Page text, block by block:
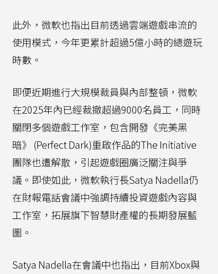
此外，微軟也指出目前透過雲端遊戲串流的
使用模式，今年更累計超過5億小時的總遊玩
時數。
即便近期進行大規模裁員與內部整頓，微軟
在2025年內已經裁撤超過9000名員工，同時
關閉多個遊戲工作室，包含開發《完美黑
暗》 (Perfect Dark)重啟作品的The Initiative
團隊也遭解散，引起遊戲圈廣泛關注與爭
議。即使如此，微軟執行長Satya Nadella仍
在財報電話會議中強調持續投資遊戲內容與
工作室，拓展旗下智慧財產權的長期發展藍
圖。
Satya Nadella在會議中也指出，目前Xbox與